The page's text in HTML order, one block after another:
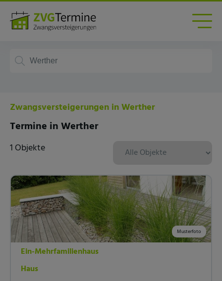
Zwangsversteigerungen in Werther
Termine in Werther
1 Objekte
Musterfoto
Ein-Mehrfamilienhaus
Haus